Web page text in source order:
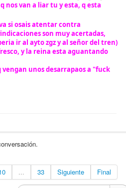
nos van a liar tu y esta, q esta
si osais atentar contra
son muy acertadas,
ir al ayto zgz y al señor del tren)
y la reina esta aguantando
unos desarrapaos a "fuck
... 33 Siguiente Final